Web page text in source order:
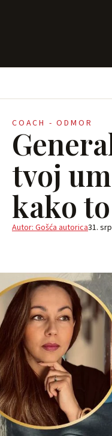
COACH - ODMOR
tvoj
kako
Autor: Gošća autorica31.